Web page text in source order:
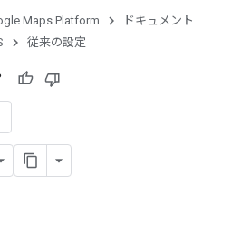
Maps Platform
ドキュメント
従来の設定